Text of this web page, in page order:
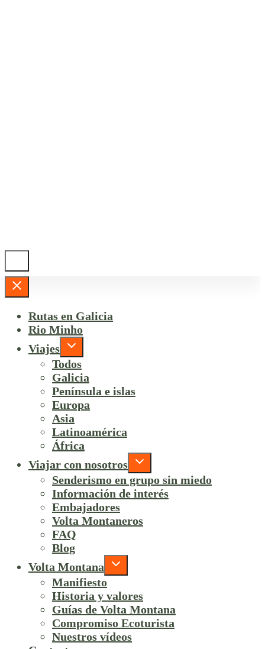
Rutas en Galicia
Rio Minho
Viajes
Todos
Galicia
Península e islas
Europa
Asia
Latinoamérica
África
Viajar con nosotros
Senderismo en grupo sin miedo
Información de interés
Embajadores
Volta Montaneros
FAQ
Blog
Volta Montana
Manifiesto
Historia y valores
Guías de Volta Montana
Compromiso Ecoturista
Nuestros vídeos